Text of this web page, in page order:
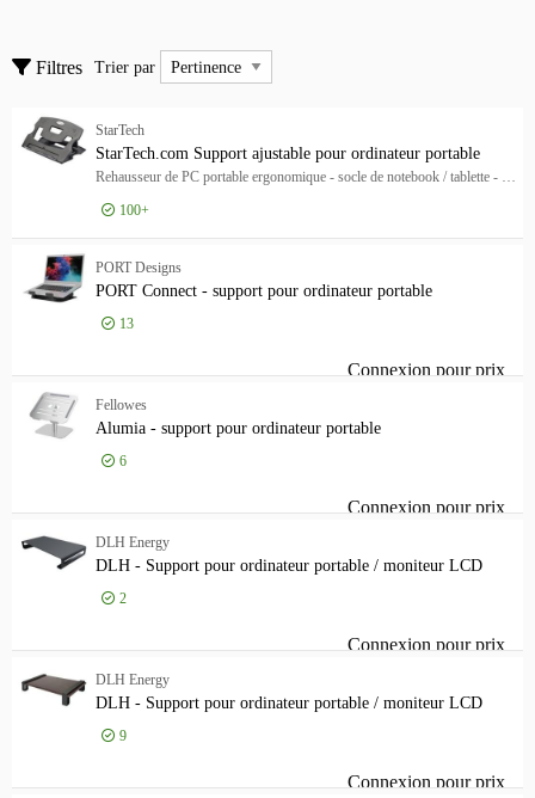
Divers - Sacoches/Etuis
Montrer seulement
Montrer seulement
En stock
DICOTA
Getac
Honeywell
Gamme de produits
DICOTA
GETAC
18
[+]
Modèle
Modèle
Laptop Riser
5
Anti-Glare Filter 9H
Filtres Trier par
Trier par
StarTech
StarTech.com Support ajustable pour ordinateur portable
100+
PORT Designs
PORT Connect - support pour ordinateur portable
13
Connexion pour prix
Fellowes
Alumia - support pour ordinateur portable
6
Connexion pour prix
DLH Energy
DLH - Support pour ordinateur portable / moniteur LCD
2
Connexion pour prix
DLH Energy
DLH - Support pour ordinateur portable / moniteur LCD
9
Connexion pour prix